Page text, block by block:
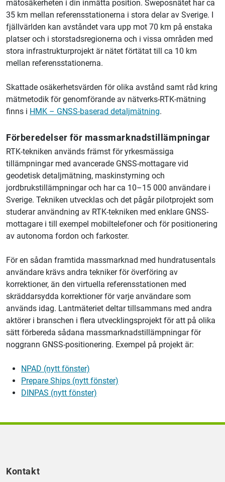
mätosäkerheten i din inmätta position. Sweposnätet har ca
35 km mellan referensstationerna i stora delar av Sverige. I
fjällvärlden kan avståndet vara upp mot 70 km på enstaka
platser och i storstadsregionerna och i vissa områden med
stora infrastrukturprojekt är nätet förtätat till ca 10 km
mellan referensstationerna.
Skattade osäkerhetsvärden för olika avstånd samt råd kring
mätmetodik för genomförande av nätverks-RTK-mätning
finns i HMK – GNSS-baserad detaljmätning.
Förberedelser för massmarknadstillämpningar
RTK-tekniken används främst för yrkesmässiga
tillämpningar med avancerade GNSS-mottagare vid
geodetisk detaljmätning, maskinstyrning och
jordbrukstillämpningar och har ca 10–15 000 användare i
Sverige. Tekniken utvecklas och det pågår pilotprojekt som
studerar användning av RTK-tekniken med enklare GNSS-
mottagare i till exempel mobiltelefoner och för positionering
av autonoma fordon och farkoster.
För en sådan framtida massmarknad med hundratusentals
användare krävs andra tekniker för överföring av
korrektioner, än den virtuella referensstationen med
skräddarsydda korrektioner för varje användare som
används idag. Lantmäteriet deltar tillsammans med andra
aktörer i branschen i flera utvecklingsprojekt för att på olika
sätt förbereda sådana massmarknadstillämpningar för
noggrann GNSS-positionering. Exempel på projekt är:
NPAD (nytt fönster)
Prepare Ships (nytt fönster)
DINPAS (nytt fönster)
Kontakt